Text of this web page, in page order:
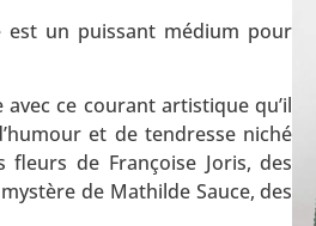
est un puissant médium pour
ce courant artistique qu’il
et de tendresse niché
de Françoise Joris, des
de Mathilde Sauce, des